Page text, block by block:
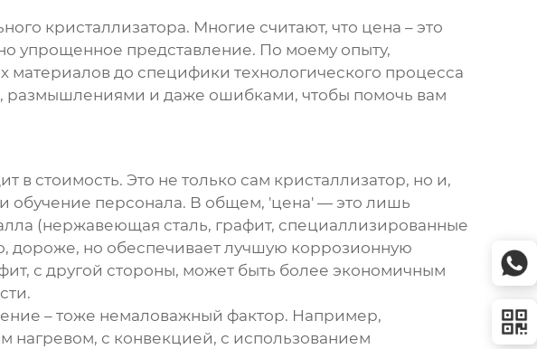
кристаллизатора. Многие считают, что цена – это
упрощенное представление. По моему опыту,
материалов до специфики технологического процесса
и даже ошибками, чтобы помочь вам
в стоимость. Это не только сам кристаллизатор, но и,
и обучение персонала. В общем, 'цена' — это лишь
(нержавеющая сталь, графит, специаллизированные
дороже, но обеспечивает лучшую коррозионную
с другой стороны, может быть более экономичным
– тоже немаловажный фактор. Например,
нагревом, с конвекцией, с использованием